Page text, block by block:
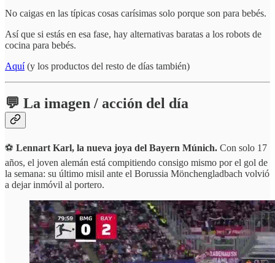
No caigas en las típicas cosas carísimas solo porque son para bebés.
Así que si estás en esa fase, hay alternativas baratas a los robots de
cocina para bebés.
Aquí(y los productos del resto de días también)
💬 La imagen / acción del día
⚽ Lennart Karl, la nueva joya del Bayern Múnich. Con solo 17
años, el joven alemán está compitiendo consigo mismo por el gol de
la semana: su último misil ante el Borussia Mönchengladbach volvió
a dejar inmóvil al portero.